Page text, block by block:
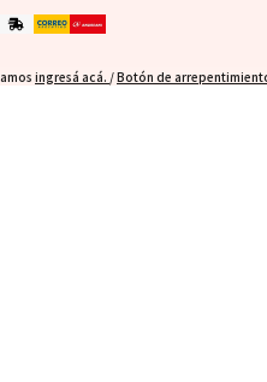
ingresá acá. /Botón de